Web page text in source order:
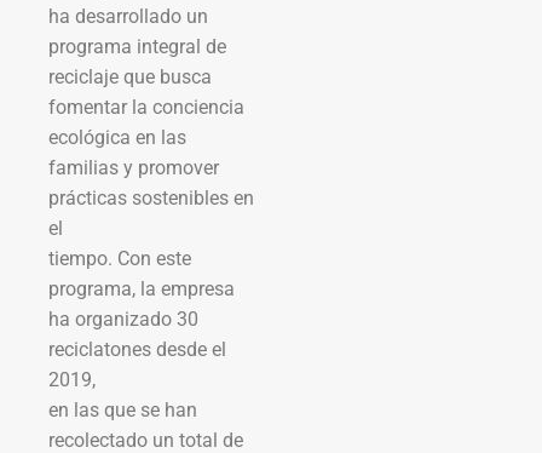
ha desarrollado un
programa integral de
reciclaje que busca
fomentar la conciencia
ecológica en las
familias y promover
prácticas sostenibles en
el
tiempo. Con este
programa, la empresa
ha organizado 30
reciclatones desde el
2019,
en las que se han
recolectado un total de